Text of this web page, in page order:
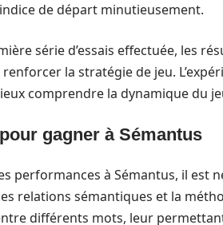
de départ minutieusement.
série d’essais effectuée, les
la stratégie de jeu.
comprendre la dynamique du
gagner à Sémantus
performances à Sémantus, il est
relations sémantiques et la
différents mots, leur